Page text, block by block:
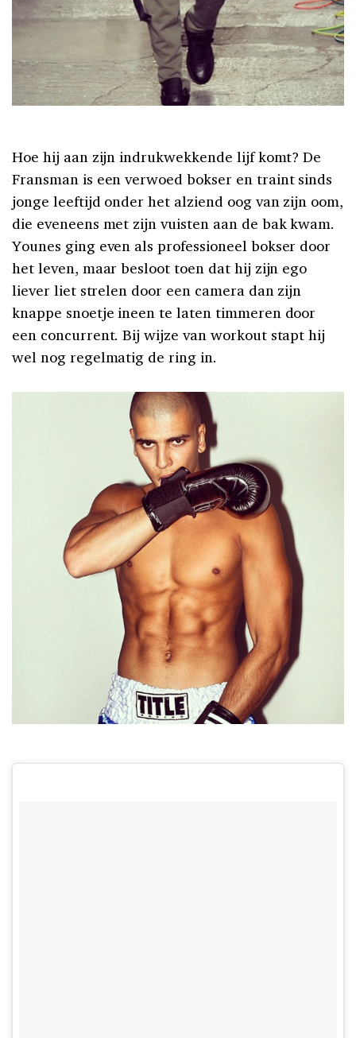
Hoe hij aan zijn indrukwekkende lijf komt? De
Fransman is een verwoed bokser en traint sinds
jonge leeftijd onder het alziend oog van zijn oom,
die eveneens met zijn vuisten aan de bak kwam.
Younes ging even als professioneel bokser door
het leven, maar besloot toen dat hij zijn ego
liever liet strelen door een camera dan zijn
knappe snoetje ineen te laten timmeren door
een concurrent. Bij wijze van workout stapt hij
wel nog regelmatig de ring in.